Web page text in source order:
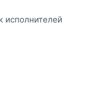
исполнителей